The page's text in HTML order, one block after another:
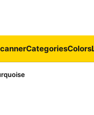
CategoriesColors